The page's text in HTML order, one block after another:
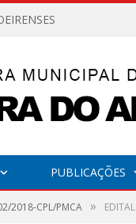
PUBLICAÇÕES
2018-CPL/PMCA » EDITAL